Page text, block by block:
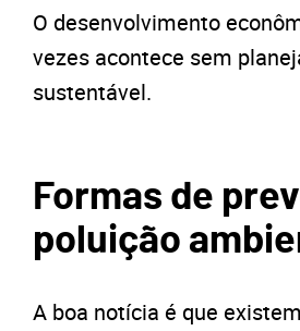
O desenvolvimento
vezes acontece sem
sustentável.
Formas de
poluição
A boa notícia é que